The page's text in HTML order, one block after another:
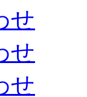
せ
せ
せ